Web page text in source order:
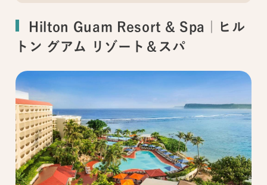
Hilton Guam Resort & Spa｜ヒル
トン グアム リゾート＆スパ